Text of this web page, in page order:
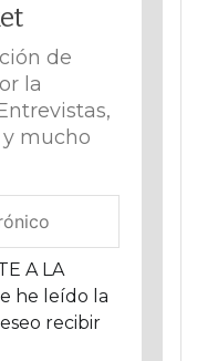
de
la
mucho
A LA
he leído la
recibir